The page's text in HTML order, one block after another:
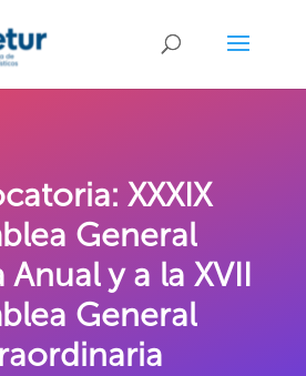
XXXIX
General
y a la XVII
General